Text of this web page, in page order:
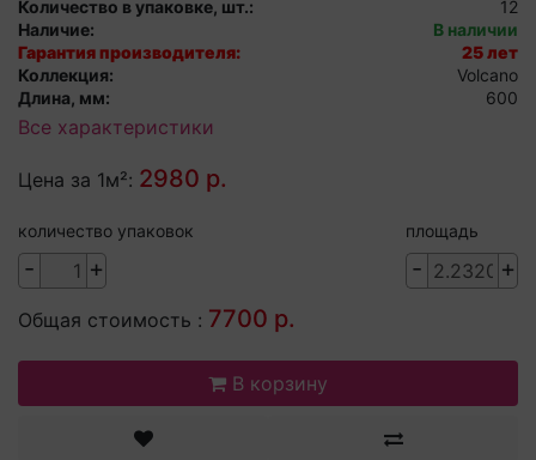
Количество в упаковке, шт.:
12
Наличие:
В наличии
Гарантия производителя:
25 лет
Коллекция:
Volcano
Длина, мм:
600
Все характеристики
Цена за 1м²: 2980 р.
количество упаковок
- +
площадь
- +
Общая стоимость : 7700 р.
В корзину